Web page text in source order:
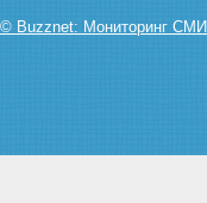
© Buzznet: Мониторинг СМИ